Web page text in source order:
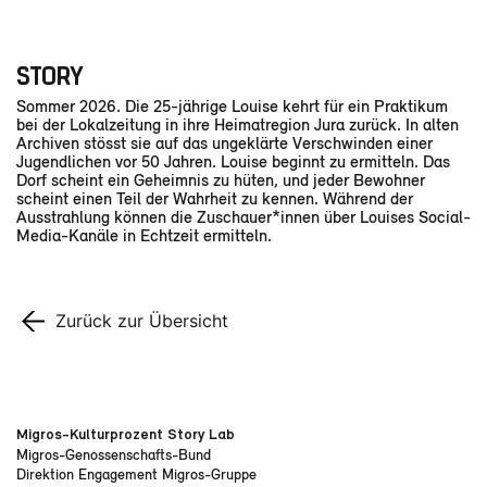
STORY
Sommer 2026. Die 25-jährige Louise kehrt für ein Praktikum
bei der Lokalzeitung in ihre Heimatregion Jura zurück. In alten
Archiven stösst sie auf das ungeklärte Verschwinden einer
Jugendlichen vor 50 Jahren. Louise beginnt zu ermitteln. Das
Dorf scheint ein Geheimnis zu hüten, und jeder Bewohner
scheint einen Teil der Wahrheit zu kennen. Während der
Ausstrahlung können die Zuschauer*innen über Louises Social-
Media-Kanäle in Echtzeit ermitteln.
Zurück zur Übersicht
Migros-Kulturprozent Story Lab
Migros-Genossenschafts-Bund
Direktion Engagement Migros-Gruppe